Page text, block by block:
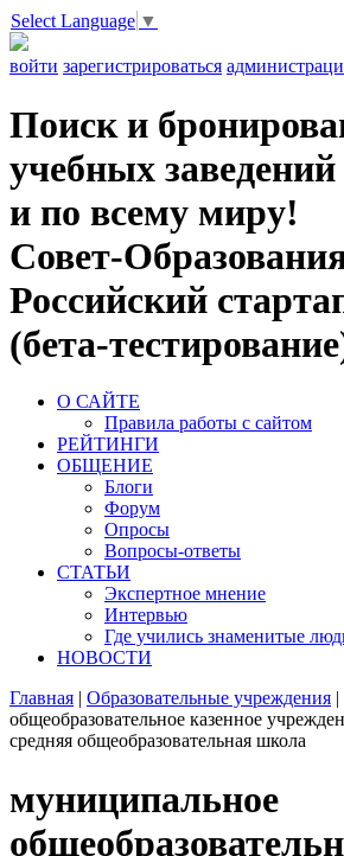
Select Language ▼
войти зарегистрироваться
Поиск и
учебных
и по всему миру!
Совет-
Российский
(бета-
О САЙТЕ
Правила работы с сайтом
РЕЙТИНГИ
ОБЩЕНИЕ
Блоги
Форум
Опросы
Вопросы-ответы
СТАТЬИ
Экспертное мнение
Интервью
Где учились знаменитые
НОВОСТИ
Главная | Образовательные учреждения |
общеобразовательное казенное
средняя общеобразовательная школа
муниципальное